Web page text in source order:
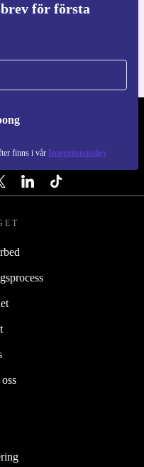
för första
finns i vår Integritetspolicy
appen
RETHINK NEW.